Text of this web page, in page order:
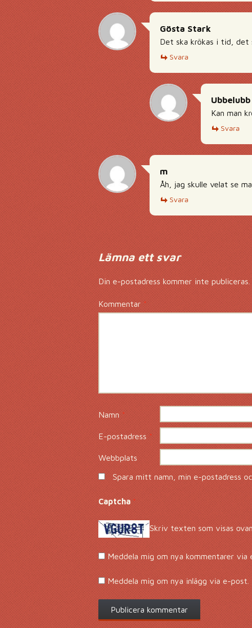
Gösta Stark
Det ska krökas i tid, det
Svara
Ubbelubb
Kan man
Svara
m
Åh, jag skulle velat se
Svara
Lämna ett svar
Din e-postadress kommer inte publiceras.
Kommentar*
Namn*
E-postadress*
Webbplats
Spara mitt namn, min e-postadress
Captcha*
Skriv texten som visas
Meddela mig om nya kommentarer via
Meddela mig om nya inlägg via e-post.